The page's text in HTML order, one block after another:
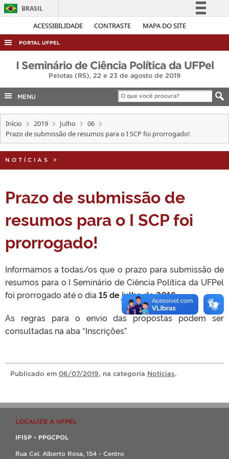
ACESSIBILIDADE CONTRASTE MAPA DO SITE
BRASIL
Simplifique!
Acesso à informação
Legislação
Canais
PORTAL UFPEL
ACESSO À INFORMAÇÃO
AUDITORIA
COBALTO
TELEFONES
I Seminário de Ciência Política da UFPel
Pelotas (RS), 22 e 23 de agosto de 2019
MENU
Início 2019 Julho
06
Prazo de submissão de resumos para o I SCP foi prorrogado!
NOTÍCIAS >
Prazo de submissão de
resumos para o I SCP foi
prorrogado!
Informamos a todas/os que o prazo para submissão de
resumos para o I Seminário de Ciência Política da UFPel
foi prorrogado até o dia 15 de julho de 2019.
As regras para o envio das propostas podem ser
consultadas na aba “Inscrições”.
Publicado em 06/07/2019, na categoria Notícias.
LOCALIZE A UFPEL
IFISP - PPGCPOL
Rua Cel. Alberto Rosa, 154 - Centro